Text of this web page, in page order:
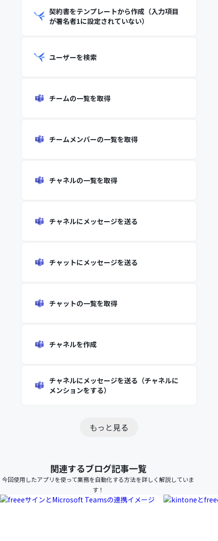
契約書をテンプレートから作成（入力項目
が署名者1に設定されていない）
ユーザーを検索
チームの一覧を取得
チームメンバーの一覧を取得
チャネルの一覧を取得
チャネルにメッセージを送る
チャットにメッセージを送る
チャットの一覧を取得
チャネルを作成
チャネルにメッセージを送る（チャネルに
メンションをする）
もっと見る
関連するブログ記事一覧
今回使用したアプリを使って業務を自動化する方法を詳しく解説していま
す！